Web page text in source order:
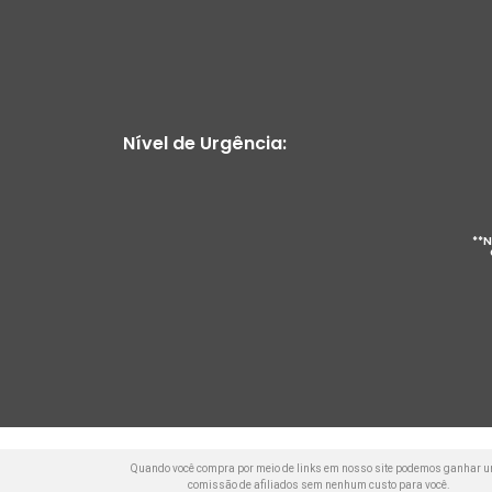
Nível de Urgência:
Quando você compra por meio de links em nosso site podemos ganhar
comissão de afiliados sem nenhum custo para você.